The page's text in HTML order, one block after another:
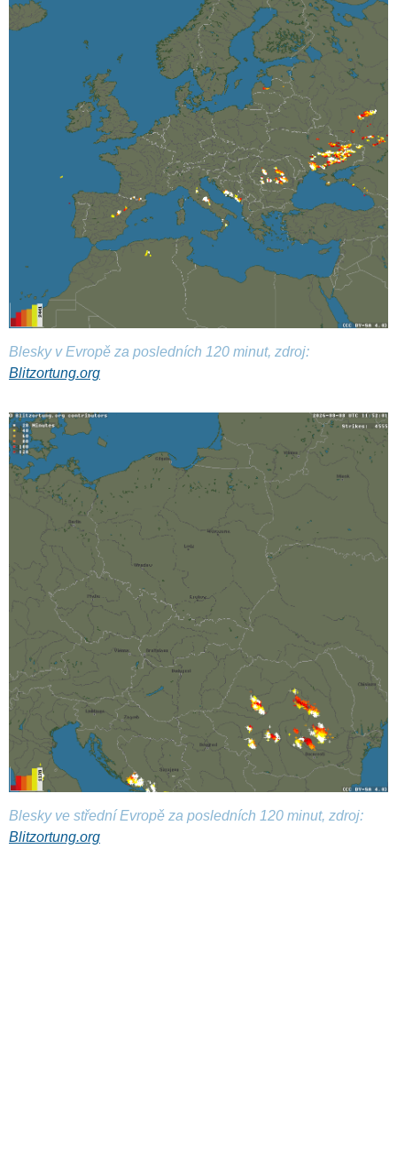
Blesky v Evropě za posledních 120 minut, zdroj:
Blitzortung.org
Blesky ve střední Evropě za posledních 120 minut, zdroj:
Blitzortung.org